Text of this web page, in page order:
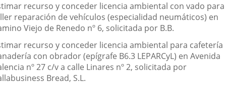
recurso y conceder licencia ambiental con vado para
reparación de vehículos (especialidad neumáticos) en
Viejo de Renedo nº 6, solicitada por B.B.
recurso y conceder licencia ambiental para cafetería
con obrador (epígrafe B6.3 LEPARCyL) en Avenida
nº 27 c/v a calle Linares nº 2, solicitada por
Bread, S.L.